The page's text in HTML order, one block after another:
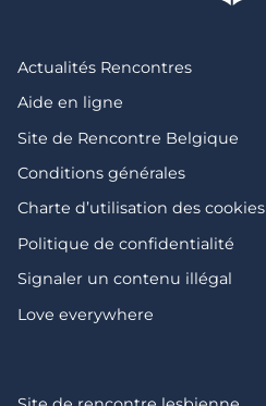
Actualités Rencontres
Aide en ligne
Site de Rencontre Belgique
Conditions générales
Charte d’utilisation des cookies
Politique de confidentialité
Signaler un contenu illégal
Love everywhere